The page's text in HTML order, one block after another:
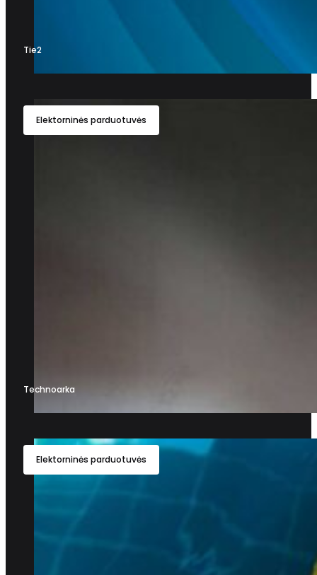
Tie2
Elektorninės parduotuvės
Technoarka
Elektorninės parduotuvės